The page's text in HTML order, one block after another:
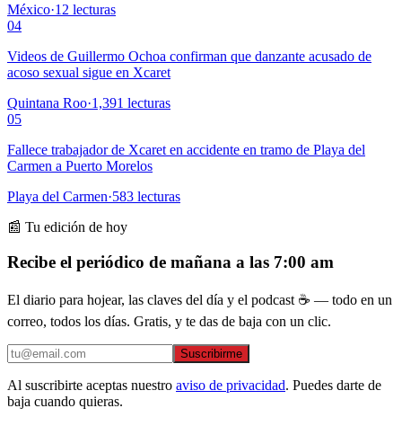
México·12 lecturas
04
Videos de Guillermo Ochoa confirman que danzante acusado de
acoso sexual sigue en Xcaret
Quintana Roo·1,391 lecturas
05
Fallece trabajador de Xcaret en accidente en tramo de Playa del
Carmen a Puerto Morelos
Playa del Carmen·583 lecturas
📰 Tu edición de hoy
Recibe el periódico de mañana a las 7:00 am
El diario para hojear, las claves del día y el podcast ☕ — todo en un
correo, todos los días. Gratis, y te das de baja con un clic.
Suscribirme
Al suscribirte aceptas nuestro aviso de privacidad. Puedes darte de
baja cuando quieras.